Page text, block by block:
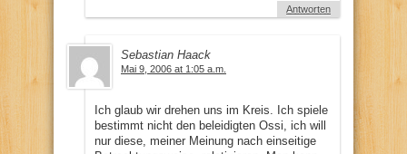
Antworten
Sebastian Haack
Mai 9, 2006 at 1:05 a.m.
Ich glaub wir drehen uns im Kreis. Ich spiele
bestimmt nicht den beleidigten Ossi, ich will
nur diese, meiner Meinung nach einseitige